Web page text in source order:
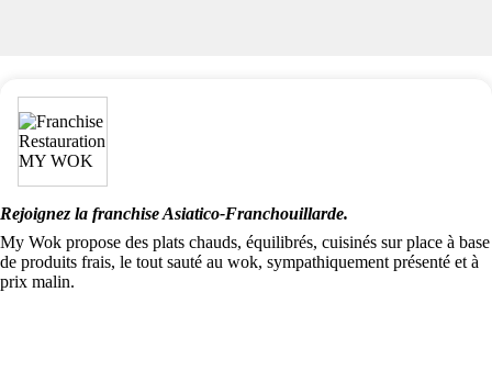
Rejoignez la franchise Asiatico-Franchouillarde.
My Wok propose des plats chauds, équilibrés, cuisinés sur place à base
de produits frais, le tout sauté au wok, sympathiquement présenté et à
prix malin.